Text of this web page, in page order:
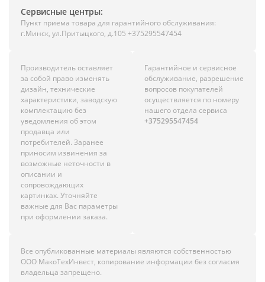
Сервисные центры:
Пункт приема товара для гарантийного обслуживания:
г.Минск, ул.Притыцкого, д.105 +375295547454
Производитель оставляет
за собой право изменять
дизайн, технические
характеристики, заводскую
комплектацию без
уведомления об этом
продавца или
потребителей. Заранее
приносим извинения за
возможные неточности в
описании и
сопровождающих
картинках. Уточняйте
важные для Вас параметры
при оформлении заказа.
Гарантийное и сервисное
обслуживание, разрешение
вопросов покупателей
осуществляется по номеру
нашего отдела сервиса
+375295547454
Все опубликованные материалы являются собственностью
ООО МакоТехИнвест, копирование информации без согласия
владельца запрещено.